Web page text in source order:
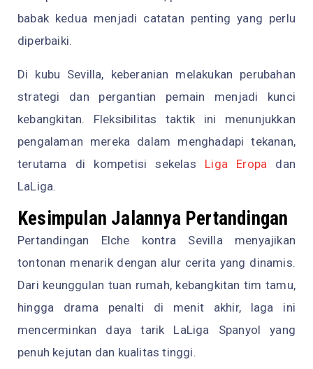
babak kedua menjadi catatan penting yang perlu
diperbaiki.
Di kubu Sevilla, keberanian melakukan perubahan
strategi dan pergantian pemain menjadi kunci
kebangkitan. Fleksibilitas taktik ini menunjukkan
pengalaman mereka dalam menghadapi tekanan,
terutama di kompetisi sekelas Liga Eropa dan
LaLiga.
Kesimpulan Jalannya Pertandingan
Pertandingan Elche kontra Sevilla menyajikan
tontonan menarik dengan alur cerita yang dinamis.
Dari keunggulan tuan rumah, kebangkitan tim tamu,
hingga drama penalti di menit akhir, laga ini
mencerminkan daya tarik LaLiga Spanyol yang
penuh kejutan dan kualitas tinggi.